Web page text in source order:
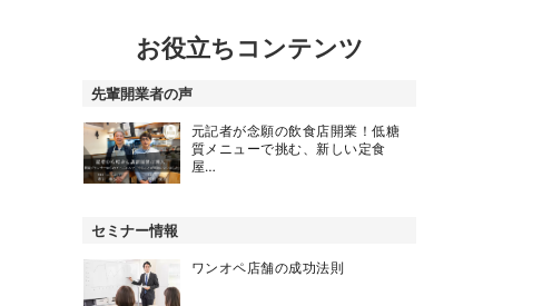
お役立ちコンテンツ
先輩開業者の声
元記者が念願の飲食店開業！低糖
質メニューで挑む、新しい定食
屋…
セミナー情報
ワンオペ店舗の成功法則